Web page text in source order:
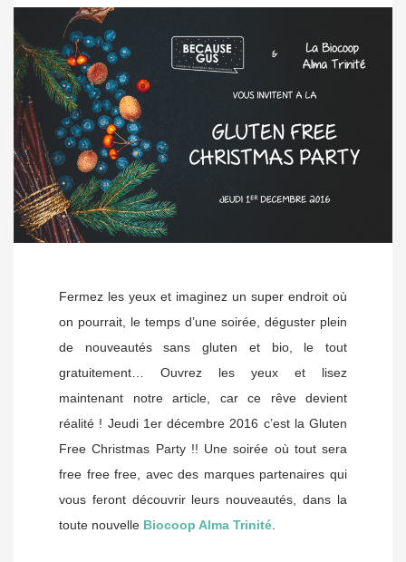
Fermez les yeux et imaginez un super endroit où
on pourrait, le temps d’une soirée, déguster plein
de nouveautés sans gluten et bio, le tout
gratuitement… Ouvrez les yeux et lisez
maintenant notre article, car ce rêve devient
réalité ! Jeudi 1er décembre 2016 c’est la Gluten
Free Christmas Party !! Une soirée où tout sera
free free free, avec des marques partenaires qui
vous feront découvrir leurs nouveautés, dans la
toute nouvelle Biocoop Alma Trinité